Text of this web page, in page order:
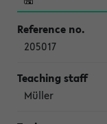
205017
Müller